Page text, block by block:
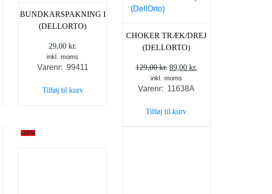
BUNDKARSPAKNING I
(DELLORTO)
29,00kr.
inkl. moms
Varenr: 99411
Tilføj til kurv
CHOKER TRÆK/DREJ
(DELLORTO)
129,00kr. Den
oprindelige
pris
129,00 kr..
89,00 kr.
inkl. moms
Varenr: 11638A
Tilføj til kurv
-16%